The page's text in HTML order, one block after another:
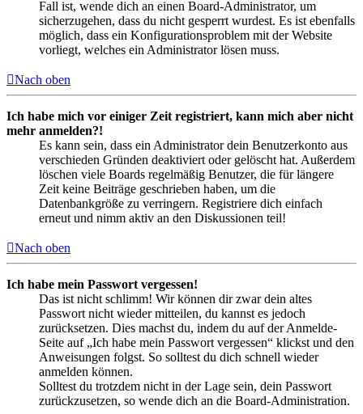
Fall ist, wende dich an einen Board-Administrator, um
sicherzugehen, dass du nicht gesperrt wurdest. Es ist ebenfalls
möglich, dass ein Konfigurationsproblem mit der Website
vorliegt, welches ein Administrator lösen muss.
Nach oben
Ich habe mich vor einiger Zeit registriert, kann mich aber nicht
mehr anmelden?!
Es kann sein, dass ein Administrator dein Benutzerkonto aus
verschieden Gründen deaktiviert oder gelöscht hat. Außerdem
löschen viele Boards regelmäßig Benutzer, die für längere
Zeit keine Beiträge geschrieben haben, um die
Datenbankgröße zu verringern. Registriere dich einfach
erneut und nimm aktiv an den Diskussionen teil!
Nach oben
Ich habe mein Passwort vergessen!
Das ist nicht schlimm! Wir können dir zwar dein altes
Passwort nicht wieder mitteilen, du kannst es jedoch
zurücksetzen. Dies machst du, indem du auf der Anmelde-
Seite auf „Ich habe mein Passwort vergessen“ klickst und den
Anweisungen folgst. So solltest du dich schnell wieder
anmelden können.
Solltest du trotzdem nicht in der Lage sein, dein Passwort
zurückzusetzen, so wende dich an die Board-Administration.